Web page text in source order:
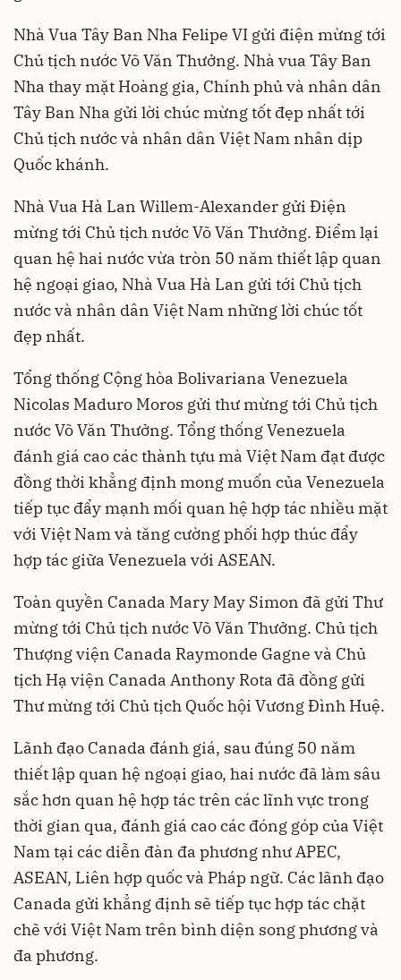
Nhà Vua Tây Ban Nha Felipe VI gửi điện mừng tới
Chủ tịch nước Võ Văn Thưởng. Nhà vua Tây Ban
Nha thay mặt Hoàng gia, Chính phủ và nhân dân
Tây Ban Nha gửi lời chúc mừng tốt đẹp nhất tới
Chủ tịch nước và nhân dân Việt Nam nhân dịp
Quốc khánh.
Nhà Vua Hà Lan Willem-Alexander gửi Điện
mừng tới Chủ tịch nước Võ Văn Thưởng. Điểm lại
quan hệ hai nước vừa tròn 50 năm thiết lập quan
hệ ngoại giao, Nhà Vua Hà Lan gửi tới Chủ tịch
nước và nhân dân Việt Nam những lời chúc tốt
đẹp nhất.
Tổng thống Cộng hòa Bolivariana Venezuela
Nicolas Maduro Moros gửi thư mừng tới Chủ tịch
nước Võ Văn Thưởng. Tổng thống Venezuela
đánh giá cao các thành tựu mà Việt Nam đạt được
đồng thời khẳng định mong muốn của Venezuela
tiếp tục đẩy mạnh mối quan hệ hợp tác nhiều mặt
với Việt Nam và tăng cường phối hợp thúc đẩy
hợp tác giữa Venezuela với ASEAN.
Toàn quyền Canada Mary May Simon đã gửi Thư
mừng tới Chủ tịch nước Võ Văn Thưởng. Chủ tịch
Thượng viện Canada Raymonde Gagne và Chủ
tịch Hạ viện Canada Anthony Rota đã đồng gửi
Thư mừng tới Chủ tịch Quốc hội Vương Đình Huệ.
Lãnh đạo Canada đánh giá, sau đúng 50 năm
thiết lập quan hệ ngoại giao, hai nước đã làm sâu
sắc hơn quan hệ hợp tác trên các lĩnh vực trong
thời gian qua, đánh giá cao các đóng góp của Việt
Nam tại các diễn đàn đa phương như APEC,
ASEAN, Liên hợp quốc và Pháp ngữ. Các lãnh đạo
Canada gửi khẳng định sẽ tiếp tục hợp tác chặt
chẽ với Việt Nam trên bình diện song phương và
đa phương.